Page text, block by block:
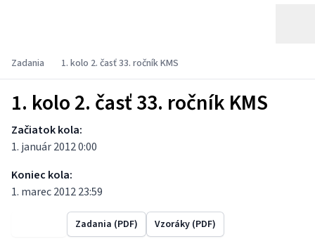
Zadania 1. kolo 2. časť 33. ročník KMS
1. kolo 2. časť 33. ročník KMS
Začiatok kola:
1. január 2012 0:00
Koniec kola:
1. marec 2012 23:59
Zadania (PDF) Vzoráky (PDF)